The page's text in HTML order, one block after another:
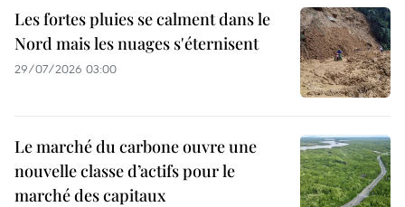
Les fortes pluies se calment dans le
Nord mais les nuages s'éternisent
29/07/2026 03:00
Le marché du carbone ouvre une
nouvelle classe d’actifs pour le
marché des capitaux